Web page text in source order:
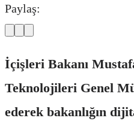
Paylaş:
İçişleri Bakanı
Teknolojileri Genel
ederek bakanlığın